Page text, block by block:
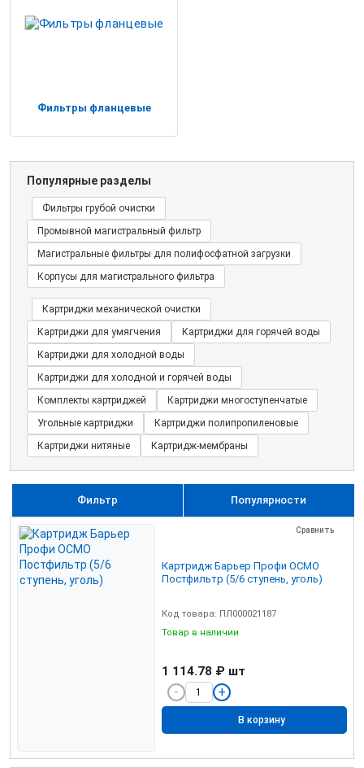
Фильтры фланцевые
Популярные разделы
Фильтры грубой очистки
Промывной магистральный фильтр
Магистральные фильтры для полифосфатной загрузки
Корпусы для магистрального фильтра
Картриджи механической очистки
Картриджи для умягчения
Картриджи для горячей воды
Картриджи для холодной воды
Картриджи для холодной и горячей воды
Комплекты картриджей
Картриджи многоступенчатые
Угольные картриджи
Картриджи полипропиленовые
Картриджи нитяные
Картридж-мембраны
Популярности
Фильтр
Сравнить
Картридж Барьер Профи ОСМО
Постфильтр (5/6 ступень, уголь)
Код товара: ПЛ000021187
Товар в наличии
1 114.78 ₽ шт
В корзину